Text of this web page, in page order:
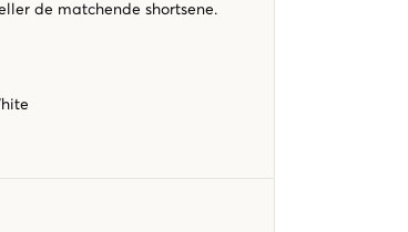
de matchende shortsene.